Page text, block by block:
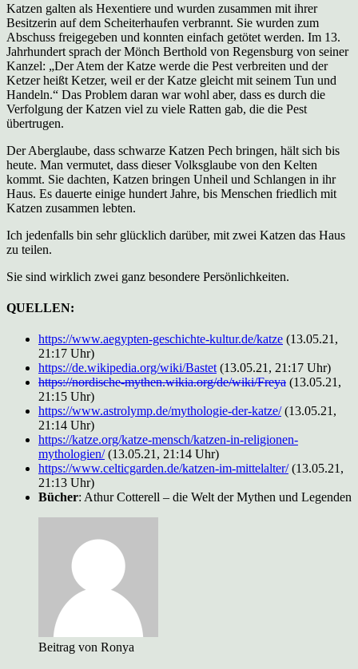
Katzen galten als Hexentiere und wurden zusammen mit ihrer
Besitzerin auf dem Scheiterhaufen verbrannt. Sie wurden zum
Abschuss freigegeben und konnten einfach getötet werden. Im 13.
Jahrhundert sprach der Mönch Berthold von Regensburg von seiner
Kanzel: „Der Atem der Katze werde die Pest verbreiten und der
Ketzer heißt Ketzer, weil er der Katze gleicht mit seinem Tun und
Handeln.“ Das Problem daran war wohl aber, dass es durch die
Verfolgung der Katzen viel zu viele Ratten gab, die die Pest
übertrugen.
Der Aberglaube, dass schwarze Katzen Pech bringen, hält sich bis
heute. Man vermutet, dass dieser Volksglaube von den Kelten
kommt. Sie dachten, Katzen bringen Unheil und Schlangen in ihr
Haus. Es dauerte einige hundert Jahre, bis Menschen friedlich mit
Katzen zusammen lebten.
Ich jedenfalls bin sehr glücklich darüber, mit zwei Katzen das Haus
zu teilen.
Sie sind wirklich zwei ganz besondere Persönlichkeiten.
QUELLEN:
https://www.aegypten-geschichte-kultur.de/katze (13.05.21,
21:17 Uhr)
https://de.wikipedia.org/wiki/Bastet (13.05.21, 21:17 Uhr)
https://nordische-mythen.wikia.org/de/wiki/Freya (13.05.21,
21:15 Uhr)
https://www.astrolymp.de/mythologie-der-katze/(13.05.21,
21:14 Uhr)
https://katze.org/katze-mensch/katzen-in-religionen-
mythologien/(13.05.21, 21:14 Uhr)
https://www.celticgarden.de/katzen-im-mittelalter/(13.05.21,
21:13 Uhr)
Bücher: Athur Cotterell – die Welt der Mythen und Legenden
Beitrag von Ronya